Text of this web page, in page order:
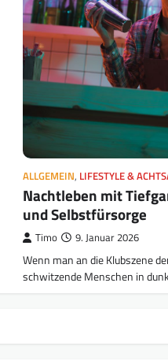
ALLGEMEIN, LIFESTYLE &
Nachtleben mit
und Selbstfürsorge
Timo 9. Januar 2026
Wenn man an die Klubszene
schwitzende Menschen in